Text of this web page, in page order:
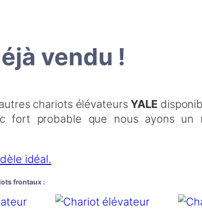
vendu !
chariots élévateursYALE
probable que nous ayons un
idéal.
frontaux :